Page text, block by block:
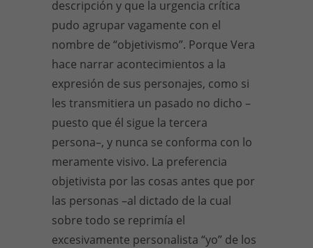
descripción y que la urgencia crítica
pudo agrupar vagamente con el
nombre de “objetivismo”. Porque Vera
hace narrar acontecimientos a la
expresión de sus personajes, como si
les transmitiera un pasado no dicho –
puesto que él sigue la tercera
persona–, y nunca se conforma con lo
meramente visivo. La preferencia
objetivista por las cosas antes que por
las personas –al dictado de la cual
sobre todo se reprimía el
excesivamente personalista “yo” de los